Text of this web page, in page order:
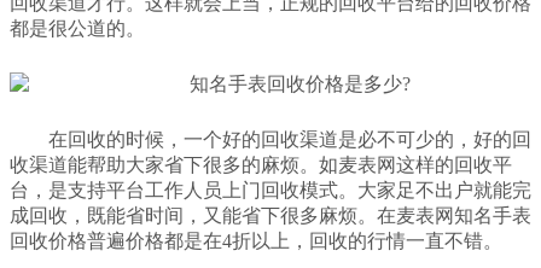
都是很公道的。
在回收的时候，一个好的回收渠道是必不可少的，好的回
收渠道能帮助大家省下很多的麻烦。如麦表网这样的回收平
台，是支持平台工作人员上门回收模式。大家足不出户就能完
成回收，既能省时间，又能省下很多麻烦。在麦表网知名手表
回收价格普遍价格都是在4折以上，回收的行情一直不错。